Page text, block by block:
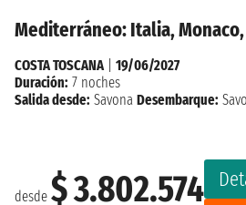
Mediterráneo: Italia, Monaco,
desde $ 3.802.574
COSTA TOSCANA
19/06/2027
Duración: 7 noches
Salida desde: Savona Desembarque: